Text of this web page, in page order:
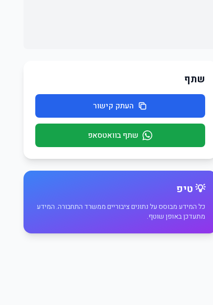
שתף
העתק קישור
שתף בוואטסאפ
💡 טיפ
כל המידע מבוסס על נתונים ציבוריים ממשרד התחבורה. המידע
מתעדכן באופן שוטף.